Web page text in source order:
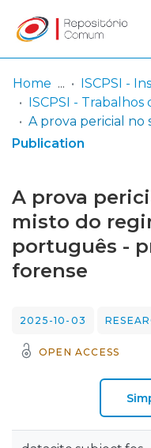
Communities
& Collections
Entities
Statistics
Log
In
(current)
Home
Publication
A prova
misto do
português -
forense
2025-10-03
OPEN ACCESS